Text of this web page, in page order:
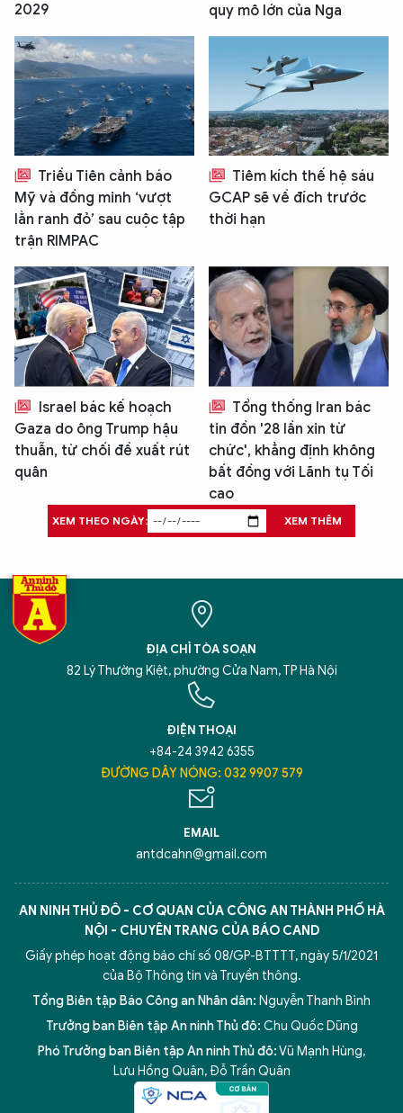
2029
quy mô lớn của Nga
Triều Tiên cảnh báo
Mỹ và đồng minh ‘vượt
lằn ranh đỏ’ sau cuộc tập
trận RIMPAC
Tiêm kích thế hệ sáu
GCAP sẽ về đích trước
thời hạn
Israel bác kế hoạch
Gaza do ông Trump hậu
thuẫn, từ chối đề xuất rút
quân
Tổng thống Iran bác
tin đồn '28 lần xin từ
chức', khẳng định không
bất đồng với Lãnh tụ Tối
cao
XEM THEO NGÀY: XEM THÊM
ĐỊA CHỈ TÒA SOẠN
82 Lý Thường Kiệt, phường Cửa Nam, TP Hà Nội
ĐIỆN THOẠI
+84-24 3942 6355
ĐƯỜNG DÂY NÓNG: 032 9907 579
EMAIL
antdcahn@gmail.com
AN NINH THỦ ĐÔ - CƠ QUAN CỦA CÔNG AN THÀNH PHỐ HÀ
NỘI - CHUYÊN TRANG CỦA BÁO CAND
Giấy phép hoạt động báo chí số 08/GP-BTTTT, ngày 5/1/2021
của Bộ Thông tin và Truyền thông.
Tổng Biên tập Báo Công an Nhân dân: Nguyễn Thanh Bình
Trưởng ban Biên tập An ninh Thủ đô: Chu Quốc Dũng
Phó Trưởng ban Biên tập An ninh Thủ đô:Vũ Mạnh Hùng,
Lưu Hồng Quân, Đỗ Trần Quân
5 điểm nghẽn của Hà Nội giải pháp xử lý điểm nghẽn của